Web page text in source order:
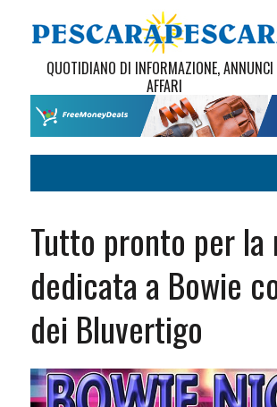
QUOTIDIANO DI INFORMAZIONE, ANNUNCI
AFFARI
Tutto pronto per la
dedicata a Bowie
dei Bluvertigo